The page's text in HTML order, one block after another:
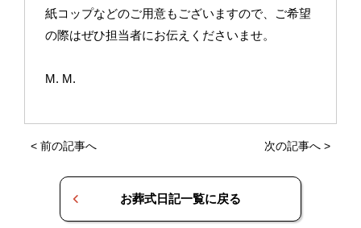
紙コップなどのご用意もございますので、ご希望
の際はぜひ担当者にお伝えくださいませ。
M. M.
< 前の記事へ 次の記事へ >
お葬式日記一覧に戻る